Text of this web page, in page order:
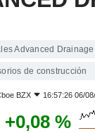
Advanced
de construcción
BZX 16:57:26 06/
+0,08 %